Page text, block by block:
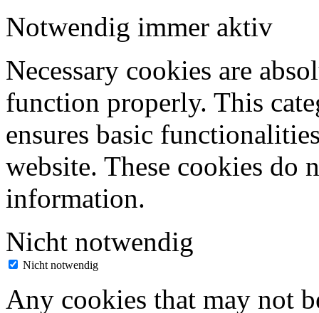
Notwendig immer aktiv
Necessary cookies are
function properly. This
ensures basic
website. These cookies do
information.
Nicht notwendig
Nicht notwendig
Any cookies that may not